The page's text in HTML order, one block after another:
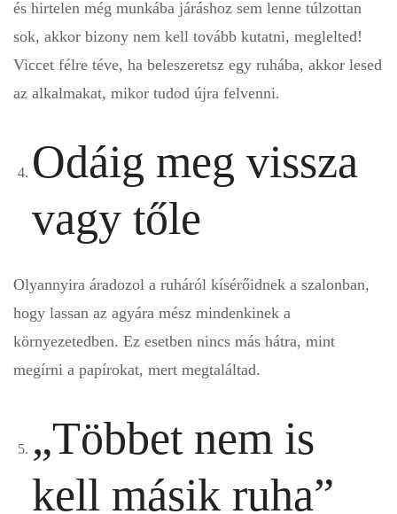
és hirtelen még munkába járáshoz sem lenne túlzottan
sok, akkor bizony nem kell tovább kutatni, meglelted!
Viccet félre téve, ha beleszeretsz egy ruhába, akkor lesed
az alkalmakat, mikor tudod újra felvenni.
Odáig meg vissza
vagy tőle
Olyannyira áradozol a ruháról kísérőidnek a szalonban,
hogy lassan az agyára mész mindenkinek a
környezetedben. Ez esetben nincs más hátra, mint
megírni a papírokat, mert megtaláltad.
„Többet nem is
kell másik ruha”